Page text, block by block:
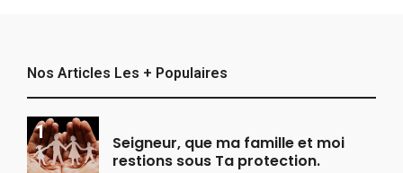
Nos Articles Les + Populaires
Seigneur, que ma famille et moi
restions sous Ta protection.